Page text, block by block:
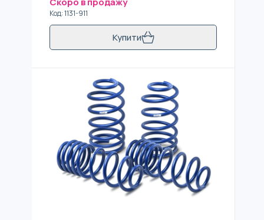
Код:1131-911
Купити